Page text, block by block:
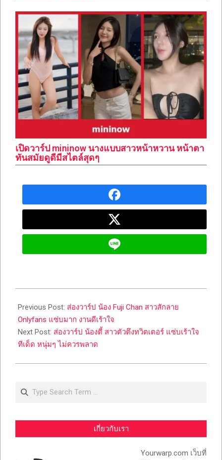
เปิดวาร์ป mininow นางแบบสาวหน้าหวาน หน้าตา
ทันสมัยดูดีมีสไตล์สุดๆ
12-
20
Previous Post: ส่องวาร์ป น้อง Fuji Chan สาวสักลาย
Onlyfans แซ่บมาก งานดีเร้าใจ
Next Post: ส่องวาร์ป น้องตี้ สาวตัวตึงทวิตเตอร์ แซ่บเร้าใจ
ทีเด็ด หนุ่มๆ ไม่ควรพลาด
Search
เกี่ยวกับเรา
Yourwarp.com เว็บที่